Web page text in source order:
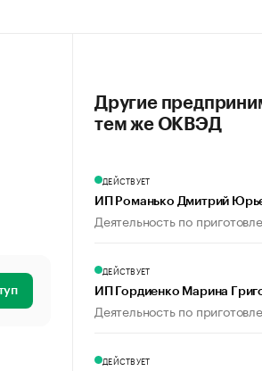
Другие
тем же ОКВЭД
ДЕЙСТВУЕТ
ИП Романько Дмитрий
Деятельность по
ДЕЙСТВУЕТ
ИП Гордиенко Марина
Деятельность по
ДЕЙСТВУЕТ